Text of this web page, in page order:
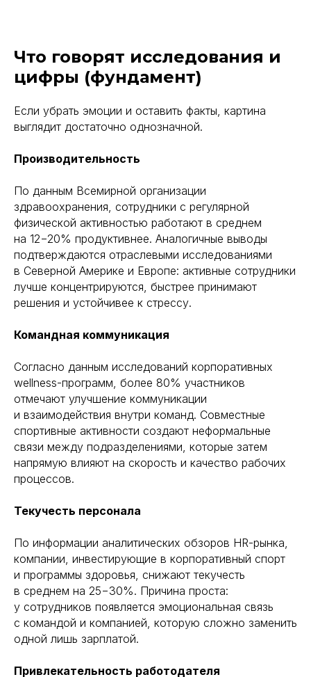
Что говорят исследования и
цифры (фундамент)
Если убрать эмоции и оставить факты, картина
выглядит достаточно однозначной.
Производительность
По данным Всемирной организации
здравоохранения, сотрудники с регулярной
физической активностью работают в среднем
на 12−20% продуктивнее. Аналогичные выводы
подтверждаются отраслевыми исследованиями
в Северной Америке и Европе: активные сотрудники
лучше концентрируются, быстрее принимают
решения и устойчивее к стрессу.
Командная коммуникация
Согласно данным исследований корпоративных
wellness-программ, более 80% участников
отмечают улучшение коммуникации
и взаимодействия внутри команд. Совместные
спортивные активности создают неформальные
связи между подразделениями, которые затем
напрямую влияют на скорость и качество рабочих
процессов.
Текучесть персонала
По информации аналитических обзоров HR-рынка,
компании, инвестирующие в корпоративный спорт
и программы здоровья, снижают текучесть
в среднем на 25−30%. Причина проста:
у сотрудников появляется эмоциональная связь
с командой и компанией, которую сложно заменить
одной лишь зарплатой.
Привлекательность работодателя